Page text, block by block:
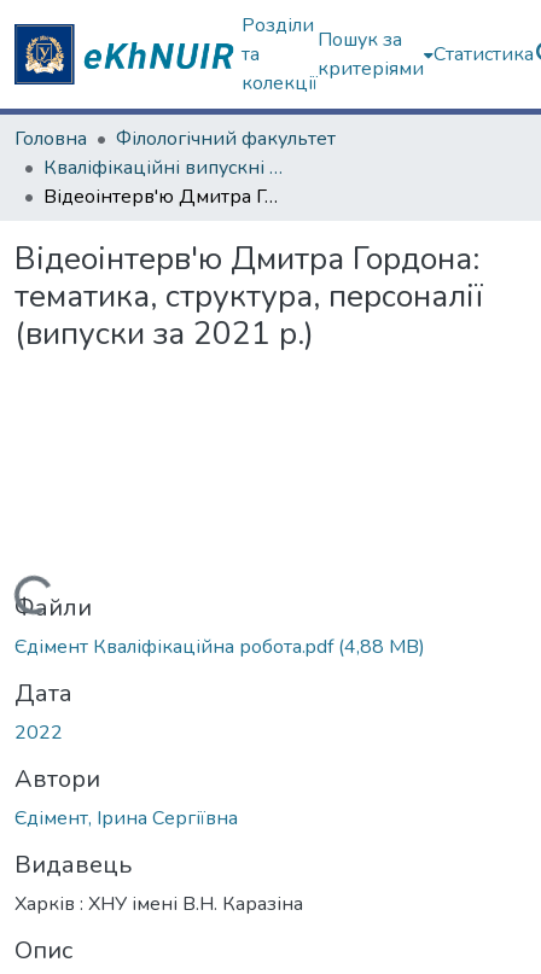
Розділи
та
колекції
Пошук за
критеріями
Статистика
Головна
Філологічний факультет
Кваліфікаційні випускні роботи магістрів. Філологічний факультет
Відеоінтерв'ю Дмитра Гордона: тематика, структура, персоналії (випуски за 2021 р.)
Відеоінтерв'ю Дмитра Гордона:
тематика, структура, персоналії
(випуски за 2021 р.)
Вантажиться...
Файли
Єдімент Кваліфікаційна робота.pdf(4,88 MB)
Дата
2022
Автори
Єдімент, Ірина Сергіївна
Видавець
Харків : ХНУ імені В.Н. Каразіна
Опис